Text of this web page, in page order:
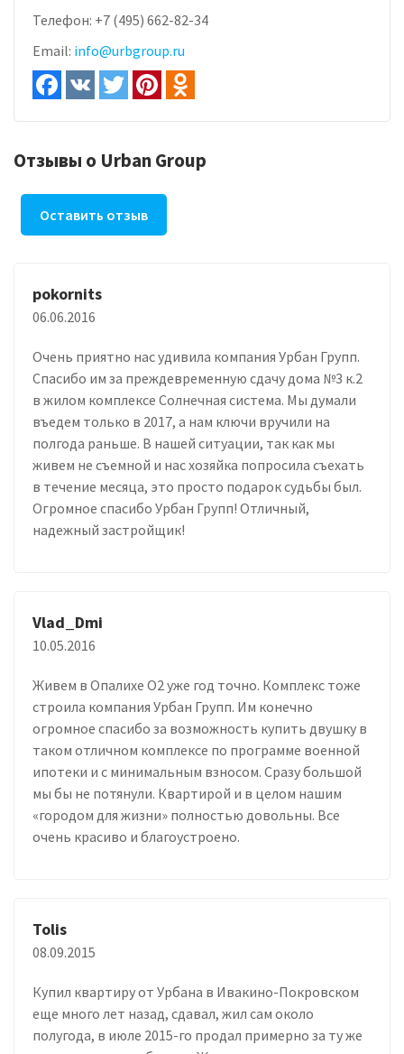
Телефон: +7 (495) 662-82-34
Email: info@urbgroup.ru
Отзывы о Urban Group
Оставить отзыв
pokornits
06.06.2016
Очень приятно нас удивила компания Урбан Групп.
Спасибо им за преждевременную сдачу дома №3 к.2
в жилом комплексе Солнечная система. Мы думали
въедем только в 2017, а нам ключи вручили на
полгода раньше. В нашей ситуации, так как мы
живем не съемной и нас хозяйка попросила съехать
в течение месяца, это просто подарок судьбы был.
Огромное спасибо Урбан Групп! Отличный,
надежный застройщик!
Vlad_Dmi
10.05.2016
Живем в Опалихе О2 уже год точно. Комплекс тоже
строила компания Урбан Групп. Им конечно
огромное спасибо за возможность купить двушку в
таком отличном комплексе по программе военной
ипотеки и с минимальным взносом. Сразу большой
мы бы не потянули. Квартирой и в целом нашим
«городом для жизни» полностью довольны. Все
очень красиво и благоустроено.
Tolis
08.09.2015
Купил квартиру от Урбана в Ивакино-Покровском
еще много лет назад, сдавал, жил сам около
полугода, в июле 2015-го продал примерно за ту же